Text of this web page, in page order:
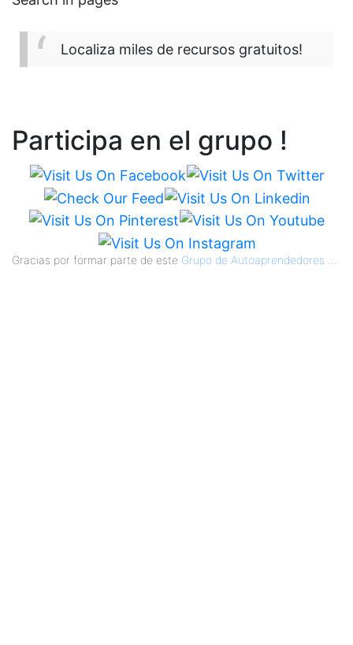
Localiza miles de recursos gratuitos!
Participa en el grupo !
Gracias por formar parte de este Grupo de Autoaprendedores